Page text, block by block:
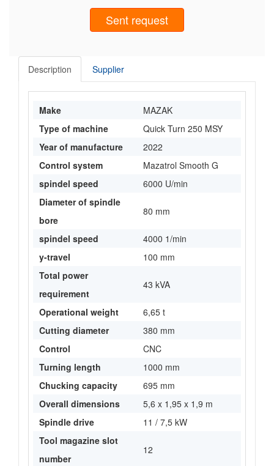
Sent request
Description Supplier
Make
MAZAK
Type of machine
Quick Turn 250 MSY
Year of manufacture
2022
Control system
Mazatrol Smooth G
spindel speed
6000 U/min
Diameter of spindle
bore
80 mm
spindel speed
4000 1/min
y-travel
100 mm
Total power
requirement
43 kVA
Operational weight
6,65 t
Cutting diameter
380 mm
Control
CNC
Turning length
1000 mm
Chucking capacity
695 mm
Overall dimensions
5,6 x 1,95 x 1,9 m
Spindle drive
11 / 7,5 kW
Tool magazine slot
number
12